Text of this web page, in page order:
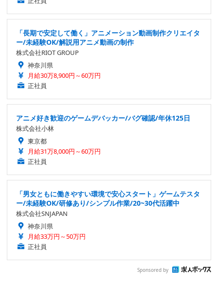
「長期で安定して働く」アニメーション動画制作クリエイタ
ー/未経験OK/解説用アニメ動画の制作
株式会社RIOT GROUP
神奈川県
月給30万8,900円～60万円
正社員
アニメ好き歓迎のゲームデバッカー/バグ確認/年休125日
株式会社小林
東京都
月給31万8,000円～60万円
正社員
「男女ともに働きやすい環境で安心スタート」ゲームテスタ
ー/未経験OK/研修あり/シンプル作業/20~30代活躍中
株式会社SNJAPAN
神奈川県
月給33万円～50万円
正社員
Sponsored by